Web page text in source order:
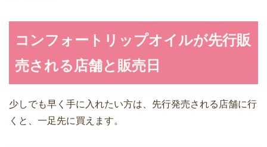
コンフォートリップオイルが先行販
売される店舗と販売日
少しでも早く手に入れたい方は、先行発売される店舗に行
くと、一足先に買えます。